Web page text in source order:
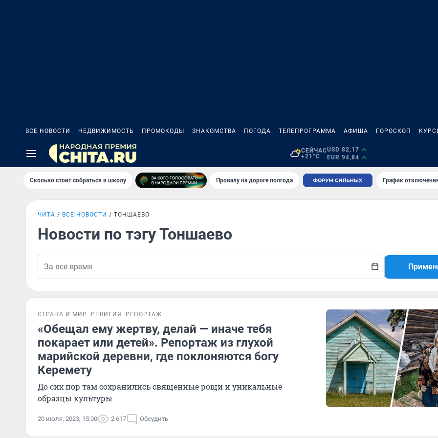
ВСЕ НОВОСТИ НЕДВИЖИМОСТЬ ПРОМОКОДЫ ЗНАКОМСТВА ПОГОДА ТЕЛЕПРОГРАММА АФИША ГОРОСКОП
СЕЙЧАС
+21°C
USD 82,17
EUR 94,84
Сколько стоит собраться в школу Провалу на дороге полгода График
ЧИТА ВСЕ НОВОСТИ ТОНШАЕВО
Новости по тэгу Тоншаево
СТРАНА И МИР РЕЛИГИЯ РЕПОРТАЖ
«Обещал ему жертву, делай — иначе тебя
покарает или детей». Репортаж из глухой
марийской деревни, где поклоняются богу
Керемету
До сих пор там сохранились священные рощи и уникальные
образцы культуры
20 июля, 2023, 15:00 2 617 Обсудить